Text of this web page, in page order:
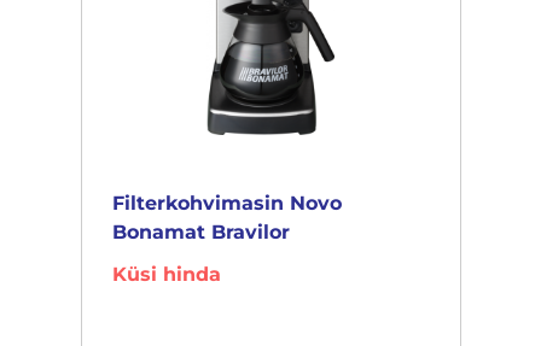
Filterkohvimasin Novo
Bonamat Bravilor
Küsi hinda